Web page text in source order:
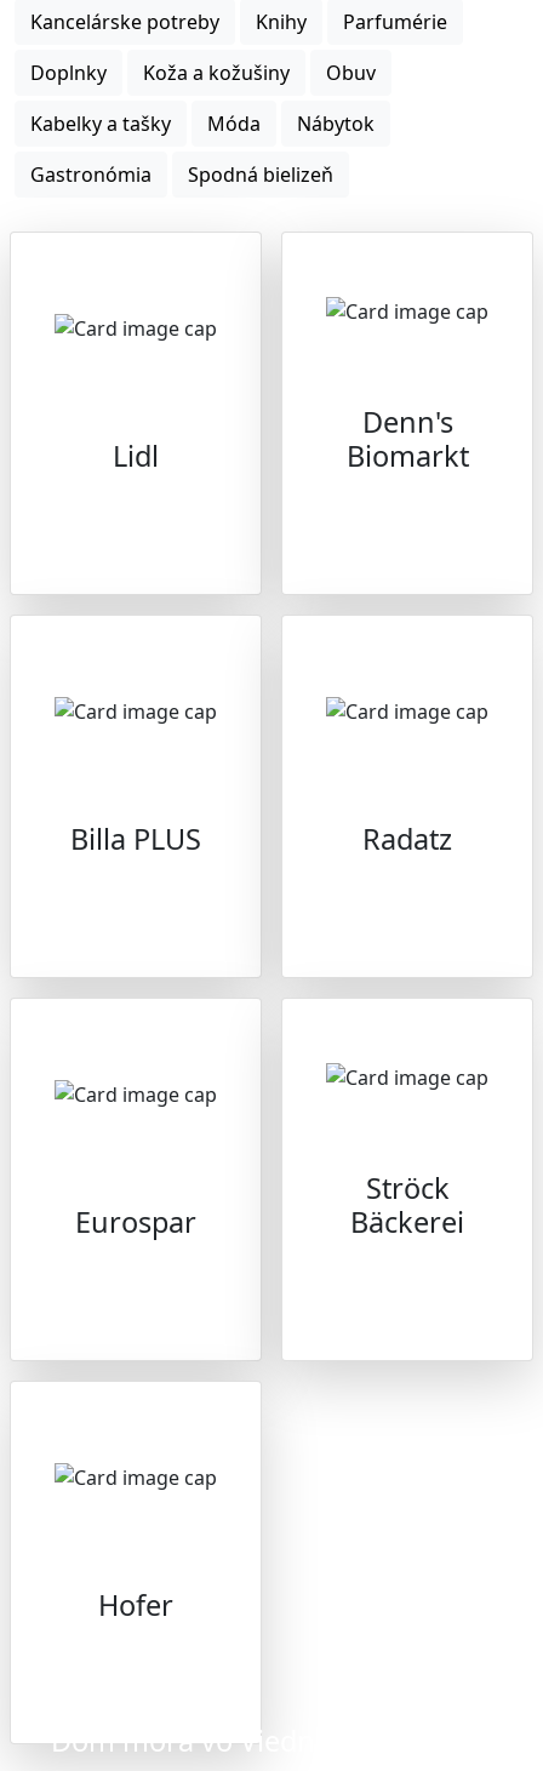
Kancelárske potreby
Knihy
Parfumérie
Doplnky
Koža a kožušiny
Obuv
Kabelky a tašky
Móda
Nábytok
Gastronómia
Spodná bielizeň
Lidl
Denn's
Biomarkt
Billa PLUS Radatz
Eurospar
Ströck
Bäckerei
Hofer
Dom mora vo Viedni